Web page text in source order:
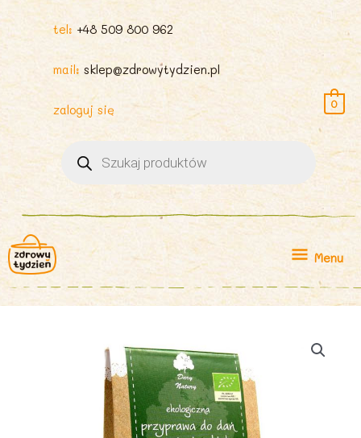
tel: +48 509 800 962
mail: sklep@zdrowytydzien.pl
zaloguj się
produktów
0
Menu
Menu